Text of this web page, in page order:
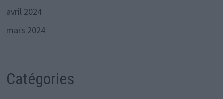
avril 2024
mars 2024
Catégories